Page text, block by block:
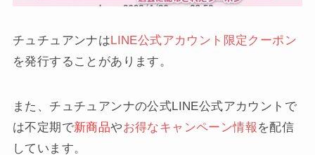
チュチュアンナは LINE公式アカウント限定クーポン
を発行することがあります。
また、チュチュアンナの公式LINE公式アカウントで
は不定期で新商品やお得なキャンペーン情報 を配信
しています。